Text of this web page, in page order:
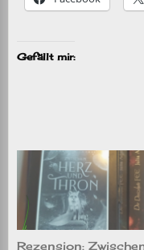
Gefällt mir:
Rezension: